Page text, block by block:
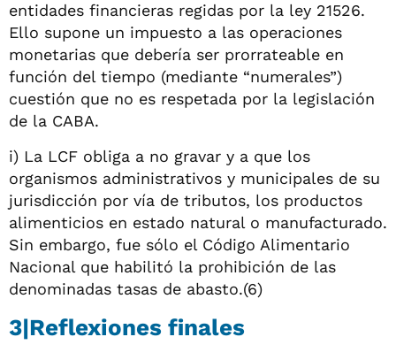
entidades financieras regidas por la ley 21526.
Ello supone un impuesto a las operaciones
monetarias que debería ser prorrateable en
función del tiempo (mediante “numerales”)
cuestión que no es respetada por la legislación
de la CABA.
i) La LCF obliga a no gravar y a que los
organismos administrativos y municipales de su
jurisdicción por vía de tributos, los productos
alimenticios en estado natural o manufacturado.
Sin embargo, fue sólo el Código Alimentario
Nacional que habilitó la prohibición de las
denominadas tasas de abasto.(6)
3|Reflexiones finales